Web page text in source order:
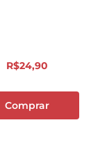
R$24,90
Comprar